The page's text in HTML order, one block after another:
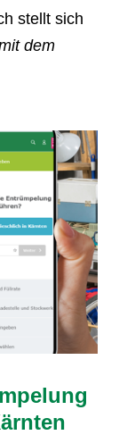
stellt sich
dem